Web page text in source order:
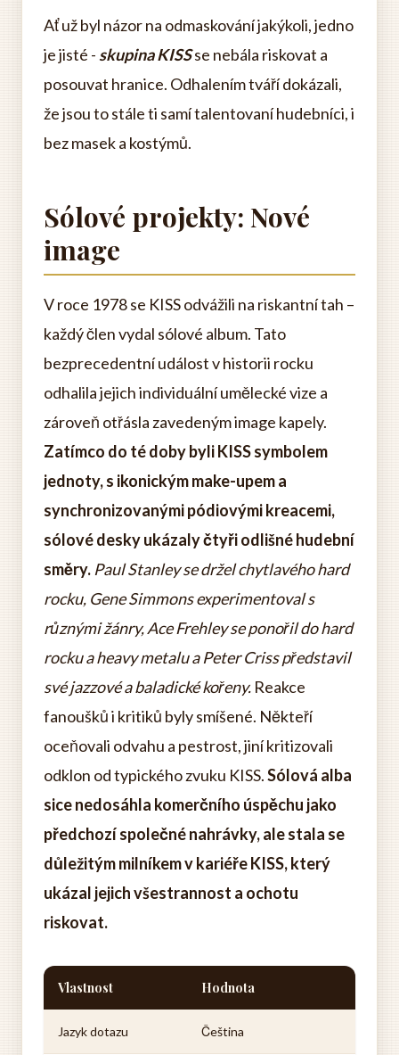
Ať už byl názor na odmaskování jakýkoli, jedno
je jisté - skupina KISSse nebála riskovat a
posouvat hranice. Odhalením tváří dokázali,
že jsou to stále ti samí talentovaní hudebníci, i
bez masek a kostýmů.
Sólové projekty: Nové
image
V roce 1978 se KISS odvážili na riskantní tah –
každý člen vydal sólové album. Tato
bezprecedentní událost v historii rocku
odhalila jejich individuální umělecké vize a
zároveň otřásla zavedeným image kapely.
Zatímco do té doby byli KISS symbolem
jednoty, s ikonickým make-upem a
synchronizovanými pódiovými kreacemi,
sólové desky ukázaly čtyři odlišné hudební
směry. Paul Stanley se držel chytlavého hard
rocku, Gene Simmons experimentoval s
různými žánry, Ace Frehley se ponořil do hard
rocku a heavy metalu a Peter Criss představil
své jazzové a baladické kořeny. Reakce
fanoušků i kritiků byly smíšené. Někteří
oceňovali odvahu a pestrost, jiní kritizovali
odklon od typického zvuku KISS.Sólová alba
sice nedosáhla komerčního úspěchu jako
předchozí společné nahrávky, ale stala se
důležitým milníkem v kariéře KISS, který
ukázal jejich všestrannost a ochotu
riskovat.
Vlastnost Hodnota
Jazyk dotazu Čeština